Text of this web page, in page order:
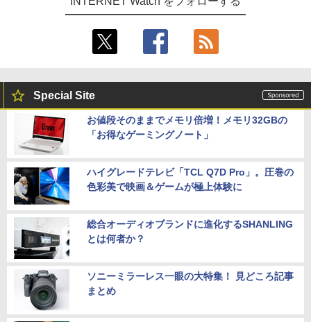
Special Site
お値段そのままでメモリ倍増！メモリ32GBの
「お得なゲーミングノート」
ハイグレードテレビ「TCL Q7D Pro」。圧巻の
色彩美で映画＆ゲームが極上体験に
総合オーディオブランドに進化するSHANLING
とは何者か？
ソニーミラーレス一眼の大特集！ 見どころ記事
まとめ